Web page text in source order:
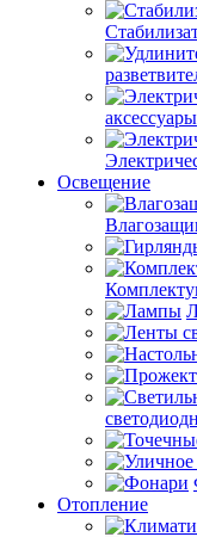
аксессуары
Освещение
Отопление